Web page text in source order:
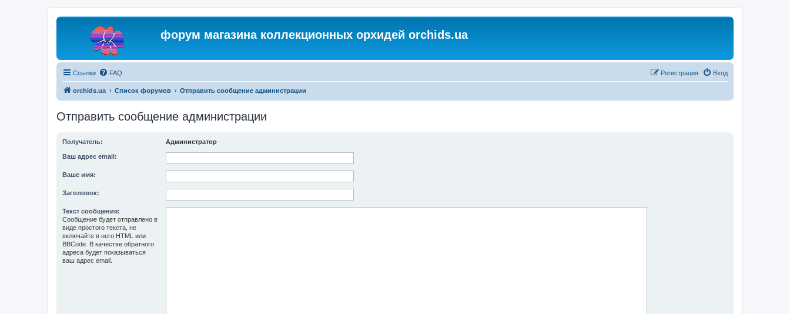
форум магазина коллекционных орхидей orchids.ua
Ссылки FAQ Вход
Регистрация
orchids.ua Список форумов Отправить сообщение администрации
Отправить сообщение администрации
Получатель: Администратор
Ваш адрес email:
Ваше имя:
Заголовок:
Текст сообщения:
Сообщение будет отправлено в
виде простого текста, не
включайте в него HTML или
BBCode. В качестве обратного
адреса будет показываться
ваш адрес email.